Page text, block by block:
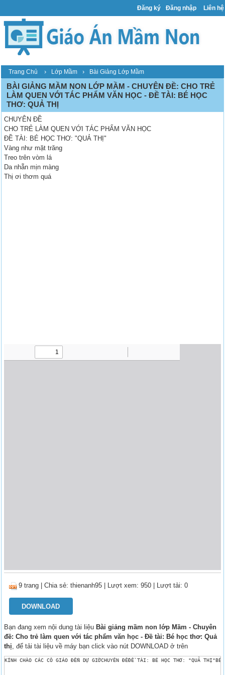
Đăng ký Đăng nhập Liên hệ
Trang Chủ › Lớp Mầm › Bài Giảng Lớp Mầm
BÀI GIẢNG MẦM NON LỚP MẦM - CHUYÊN ĐỀ: CHO TRẺ
LÀM QUEN VỚI TÁC PHẨM VĂN HỌC - ĐỀ TÀI: BÉ HỌC
THƠ: QUẢ THỊ
CHUYÊN ĐỀ
CHO TRẺ LÀM QUEN VỚI TÁC PHẨM VĂN HỌC
ĐỀ TÀI: BÉ HỌC THƠ: "QUẢ THỊ"
Vàng như mặt trăng
Treo trên vòm lá
Da nhẵn mịn màng
Thị ơi thơm quá
9 trang |Chia sẻ:thienanh95 | Lượt xem: 950 | Lượt tải: 0
DOWNLOAD
Bạn đang xem nội dung tài liệu Bài giảng mầm non lớp Mầm - Chuyên
đề: Cho trẻ làm quen với tác phẩm văn học - Đề tài: Bé học thơ: Quả
thị, để tải tài liệu về máy bạn click vào nút DOWNLOAD ở trên
KÍNH CHÀO CÁC CÔ GIÁO ĐẾN DỰ GIỜCHUYÊN ĐỀĐỀ TÀI: BÉ HỌC THƠ: